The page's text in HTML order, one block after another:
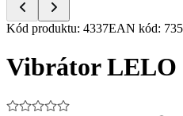
Item
of
3
Kód produktu: 4337EAN kód:
Vibrátor LELO